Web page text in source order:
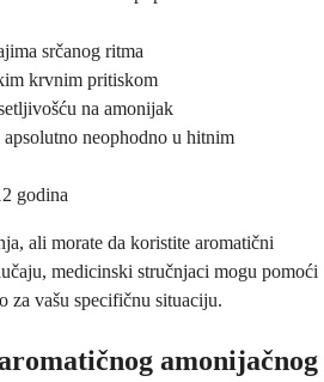
srčanog ritma
krvnim pritiskom
na amonijak
neophodno u hitnim
godina
ali morate da koristite aromatični
medicinski stručnjaci mogu pomoći
za vašu specifičnu situaciju.
amonijačnog